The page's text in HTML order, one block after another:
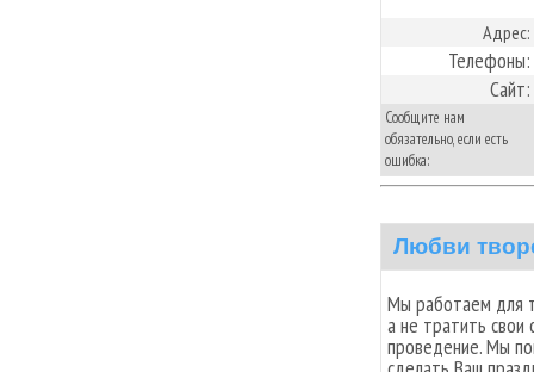
Адрес:
Телефоны:
Сайт:
Сообщите нам
обязательно, если есть
ошибка:
Любви
Мы работаем для
а не тратить свои
проведение. Мы